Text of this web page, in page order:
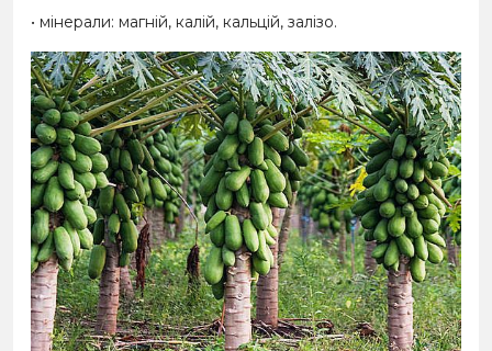
• мінерали: магній, калій, кальцій, залізо.